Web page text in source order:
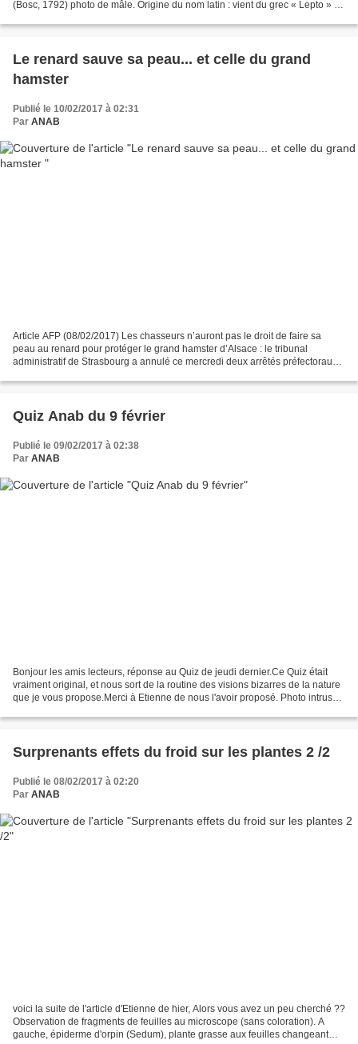
(Bosc, 1792) photo de mâle. Origine du nom latin : vient du grec « Lepto » ,
Le renard sauve sa peau... et celle du grand
hamster
Publié le 10/02/2017 à 02:31
Par ANAB
Article AFP (08/02/2017) Les chasseurs n’auront pas le droit de faire sa
peau au renard pour protéger le grand hamster d’Alsace : le tribunal
administratif de Strasbourg a annulé ce mercredi deux arrêtés préfectoraux
Quiz Anab du 9 février
Publié le 09/02/2017 à 02:38
Par ANAB
Bonjour les amis lecteurs, réponse au Quiz de jeudi dernier.Ce Quiz était
vraiment original, et nous sort de la routine des visions bizarres de la nature
que je vous propose.Merci à Etienne de nous l'avoir proposé. Photo intruse
Surprenants effets du froid sur les plantes 2 /2
Publié le 08/02/2017 à 02:20
Par ANAB
voici la suite de l'article d'Etienne de hier, Alors vous avez un peu cherché ??
Observation de fragments de feuilles au microscope (sans coloration). A
gauche, épiderme d'orpin (Sedum), plante grasse aux feuilles changeant